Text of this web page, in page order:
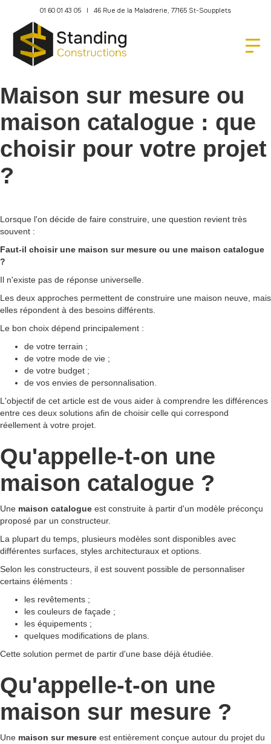
01 60 01 43 05 l 46 Rue de la Maladrerie, 77165 St-Soupplets
Maison sur mesure ou
maison catalogue : que
choisir pour votre projet
?
Lorsque l'on décide de faire construire, une question revient très
souvent :
Faut-il choisir une maison sur mesure ou une maison catalogue
?
Il n'existe pas de réponse universelle.
Les deux approches permettent de construire une maison neuve, mais
elles répondent à des besoins différents.
Le bon choix dépend principalement :
de votre terrain ;
de votre mode de vie ;
de votre budget ;
de vos envies de personnalisation.
L'objectif de cet article est de vous aider à comprendre les différences
entre ces deux solutions afin de choisir celle qui correspond
réellement à votre projet.
Qu'appelle-t-on une
maison catalogue ?
Une maison catalogue est construite à partir d'un modèle préconçu
proposé par un constructeur.
La plupart du temps, plusieurs modèles sont disponibles avec
différentes surfaces, styles architecturaux et options.
Selon les constructeurs, il est souvent possible de personnaliser
certains éléments :
les revêtements ;
les couleurs de façade ;
les équipements ;
quelques modifications de plans.
Cette solution permet de partir d'une base déjà étudiée.
Qu'appelle-t-on une
maison sur mesure ?
Une maison sur mesure est entièrement conçue autour du projet du